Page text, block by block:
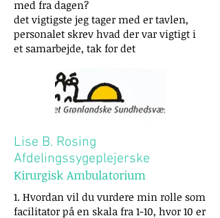
med fra dagen?
det vigtigste jeg tager med er tavlen,
personalet skrev hvad der var vigtigt i
et samarbejde, tak for det
Lise B. Rosing
Afdelingssygeplejerske
Kirurgisk Ambulatorium
1. Hvordan vil du vurdere min rolle som
facilitator på en skala fra 1-10, hvor 10 er